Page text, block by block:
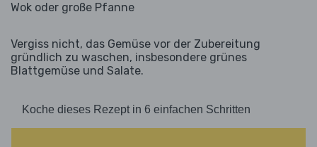
Wok oder große Pfanne
Vergiss nicht, das Gemüse vor der Zubereitung
gründlich zu waschen, insbesondere grünes
Blattgemüse und Salate.
Koche dieses Rezept in 6 einfachen Schritten